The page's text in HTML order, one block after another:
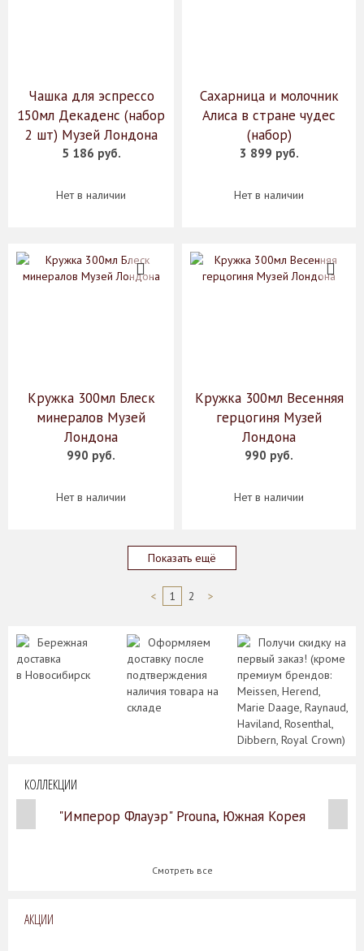
Чашка для эспрессо
150мл Декаденс (набор
2 шт) Музей Лондона
5 186 руб.
Нет в наличии
Сахарница и молочник
Алиса в стране чудес
(набор)
3 899 руб.
Нет в наличии
Кружка 300мл Блеск
минералов Музей
Лондона
990 руб.
Нет в наличии
Кружка 300мл Весенняя
герцогиня Музей
Лондона
990 руб.
Нет в наличии
Показать ещё
< 1 2 >
Бережная
доставка
в Новосибирск
Оформляем
доставку после
подтверждения
наличия товара на
складе
Получи скидку на
первый заказ! (кроме
премиум брендов:
Meissen, Herend,
Marie Daage, Raynaud,
Haviland, Rosenthal,
Dibbern, Royal Crown)
КОЛЛЕКЦИИ
"Имперор Флауэр" Prouna, Южная Корея
Смотреть все
АКЦИИ